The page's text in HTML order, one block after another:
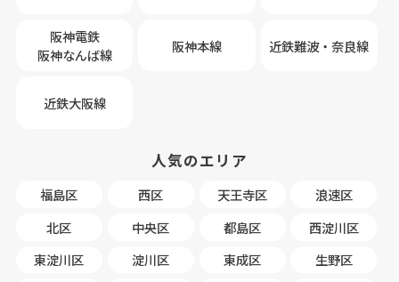
阪神電鉄
阪神なんば線
阪神本線 近鉄難波・奈良線
近鉄大阪線
人気のエリア
福島区 西区 天王寺区
浪速区
北区
中央区 都島区
西淀川区
東淀川区
淀川区 東成区
生野区